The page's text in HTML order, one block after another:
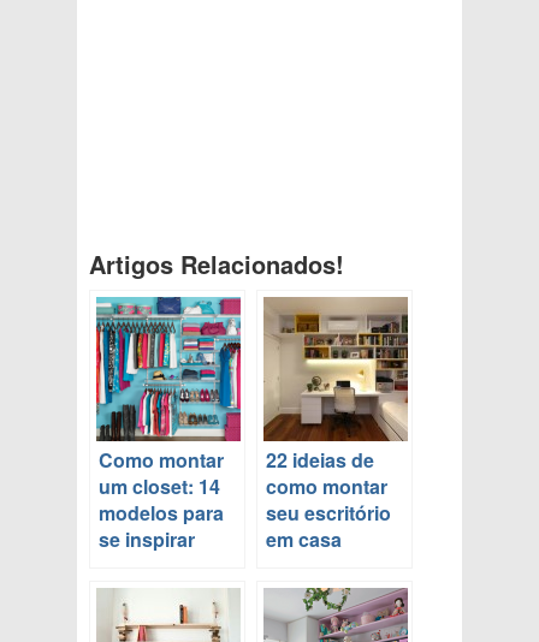
Artigos Relacionados!
Como montar
um closet: 14
modelos para
se inspirar
22 ideias de
como montar
seu escritório
em casa